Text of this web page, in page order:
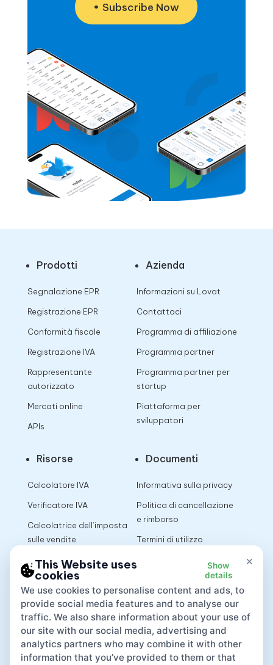
Subscribe Now
Prodotti
Segnalazione EPR
Registrazione EPR
Conformità fiscale
Registrazione IVA
Rappresentante
autorizzato
Mercati online
APIs
Azienda
Informazioni su Lovat
Contattaci
Programma di affiliazione
Programma partner
Programma partner per
startup
Piattaforma per
sviluppatori
Risorse
Calcolatore IVA
Verificatore IVA
Calcolatrice dell’imposta
sulle vendite
Documenti
Informativa sulla privacy
Politica di cancellazione
e rimborso
Termini di utilizzo
×
This Website uses
cookies
Show
details
We use cookies to personalise content and ads, to
provide social media features and to analyse our
traffic. We also share information about your use of
our site with our social media, advertising and
analytics partners who may combine it with other
information that you’ve provided to them or that